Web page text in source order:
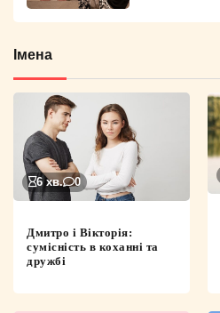
Імена
6 хв. 0
Дмитро і Вікторія:
сумісність в коханні та
дружбі